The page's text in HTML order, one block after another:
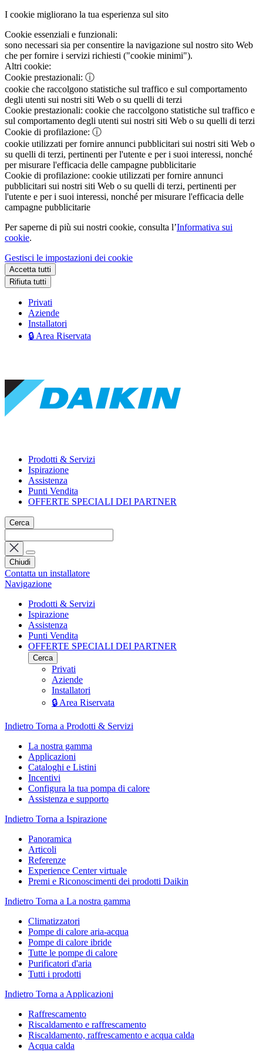
I cookie migliorano la tua esperienza sul sito
Cookie essenziali e funzionali:
sono necessari sia per consentire la navigazione sul nostro sito Web
che per fornire i servizi richiesti ("cookie minimi").
Altri cookie:
Cookie prestazionali: ⓘ
cookie che raccolgono statistiche sul traffico e sul comportamento
degli utenti sui nostri siti Web o su quelli di terzi
Cookie prestazionali: cookie che raccolgono statistiche sul traffico e
sul comportamento degli utenti sui nostri siti Web o su quelli di terzi
Cookie di profilazione: ⓘ
cookie utilizzati per fornire annunci pubblicitari sui nostri siti Web o
su quelli di terzi, pertinenti per l'utente e per i suoi interessi, nonché
per misurare l'efficacia delle campagne pubblicitarie
Cookie di profilazione: cookie utilizzati per fornire annunci
pubblicitari sui nostri siti Web o su quelli di terzi, pertinenti per
l'utente e per i suoi interessi, nonché per misurare l'efficacia delle
campagne pubblicitarie
Per saperne di più sui nostri cookie, consulta l’Informativa sui
cookie.
Gestisci le impostazioni dei cookie
Accetta tutti
Rifiuta tutti
Privati
Aziende
Installatori
🔒 Area Riservata
Prodotti & Servizi
Ispirazione
Assistenza
Punti Vendita
OFFERTE SPECIALI DEI PARTNER
Cerca
Chiudi
Contatta un installatore
Navigazione
Prodotti & Servizi
Ispirazione
Assistenza
Punti Vendita
OFFERTE SPECIALI DEI PARTNER
Cerca
Privati
Aziende
Installatori
🔒 Area Riservata
Indietro Torna a Prodotti & Servizi
La nostra gamma
Applicazioni
Cataloghi e Listini
Incentivi
Configura la tua pompa di calore
Assistenza e supporto
Indietro Torna a Ispirazione
Panoramica
Articoli
Referenze
Experience Center virtuale
Premi e Riconoscimenti dei prodotti Daikin
Indietro Torna a La nostra gamma
Climatizzatori
Pompe di calore aria-acqua
Pompe di calore ibride
Tutte le pompe di calore
Purificatori d'aria
Tutti i prodotti
Indietro Torna a Applicazioni
Raffrescamento
Riscaldamento e raffrescamento
Riscaldamento, raffrescamento e acqua calda
Acqua calda